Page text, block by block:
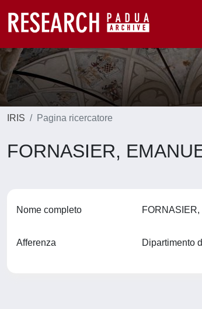
IRIS Pagina ricercatore
FORNASIER,
Nome completo
Afferenza Dipartimento